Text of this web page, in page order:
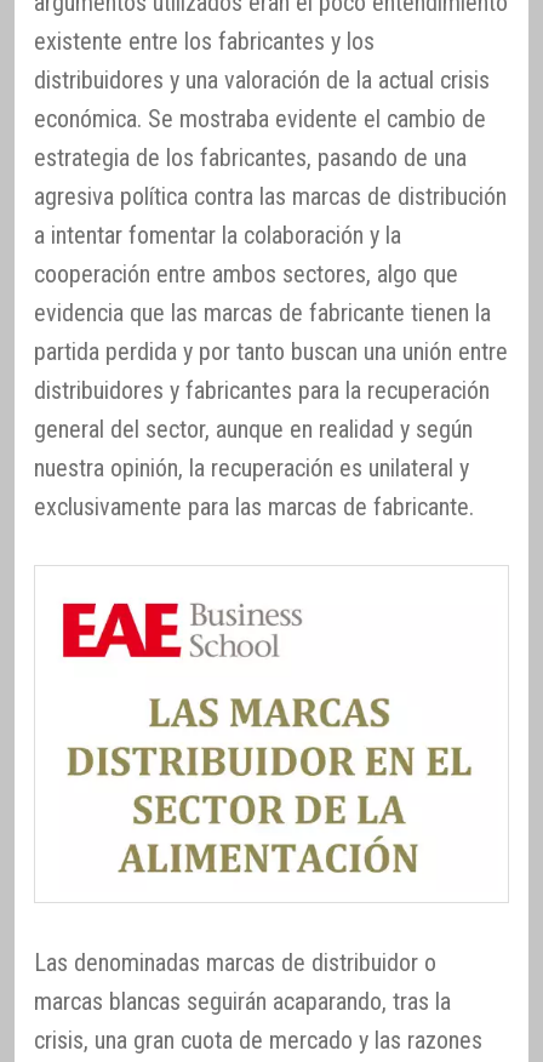
existente entre los fabricantes y los
distribuidores y una valoración de la actual crisis
económica. Se mostraba evidente el cambio de
estrategia de los fabricantes, pasando de una
agresiva política contra las marcas de distribución
a intentar fomentar la colaboración y la
cooperación entre ambos sectores, algo que
evidencia que las marcas de fabricante tienen la
partida perdida y por tanto buscan una unión entre
distribuidores y fabricantes para la recuperación
general del sector, aunque en realidad y según
nuestra opinión, la recuperación es unilateral y
exclusivamente para las marcas de fabricante.
Las denominadas marcas de distribuidor o
marcas blancas seguirán acaparando, tras la
crisis, una gran cuota de mercado y las razones